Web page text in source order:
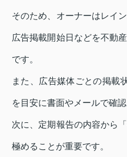
そのため、オーナーはレイ
広告掲載開始日などを不動
です。
また、広告媒体ごとの掲載
を目安に書面やメールで確
次に、定期報告の内容から
極めることが重要です。